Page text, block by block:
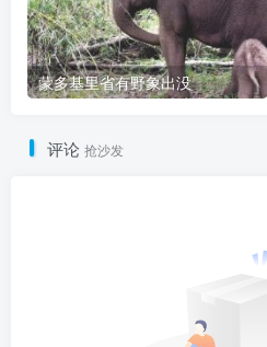
蒙多基里省有野象出没
评论 抢沙发